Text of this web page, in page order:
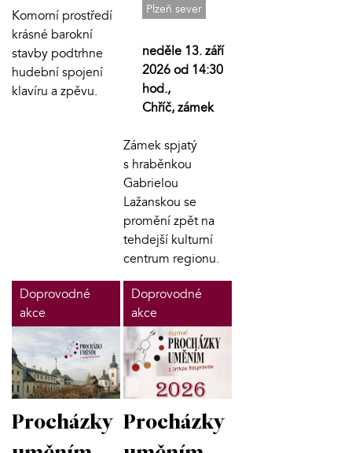
Komorní prostředí
krásné barokní
stavby podtrhne
hudební spojení
klavíru a zpěvu.
Plzeň sever
neděle 13. září
2026 od 14:30
hod.,
Chříč, zámek
Zámek spjatý
s hraběnkou
Gabrielou
Lažanskou se
promění zpět na
tehdejší kulturní
centrum regionu.
Doprovodné
akce
Procházky
Doprovodné
akce
Procházky